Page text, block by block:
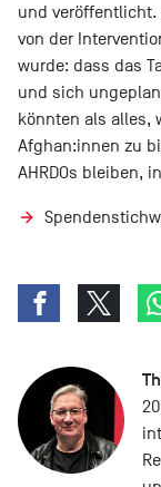
und
von der
wurde: dass das
und sich
könnten als alles,
Afghan:innen zu
AHRDOs bleiben,